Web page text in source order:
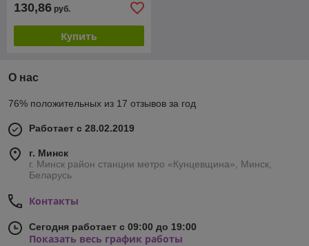
130,86 руб.
Купить
О нас
76% положительных из 17 отзывов за год
Работает с 28.02.2019
г. Минск
г. Минск район станции метро «Кунцевщина», Минск,
Беларусь
Контакты
Сегодня работает с 09:00 до 19:00
Показать весь график работы